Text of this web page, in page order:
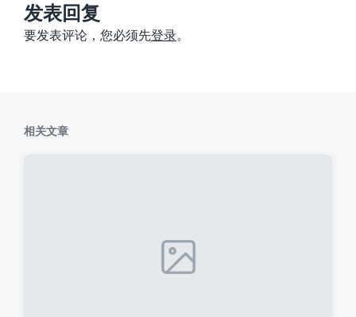
：
发表回复
要发表评论，您必须先登录。
相关文章